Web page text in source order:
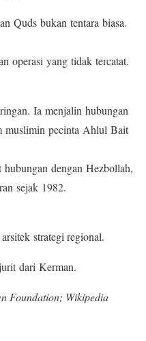
Quds bukan tentara biasa.
operasi yang tidak tercatat.
Ia menjalin hubungan
muslimin pecinta Ahlul Bait
dengan Hezbollah,
sejak 1982.
strategi regional.
dari Kerman.
Foundation; Wikipedia